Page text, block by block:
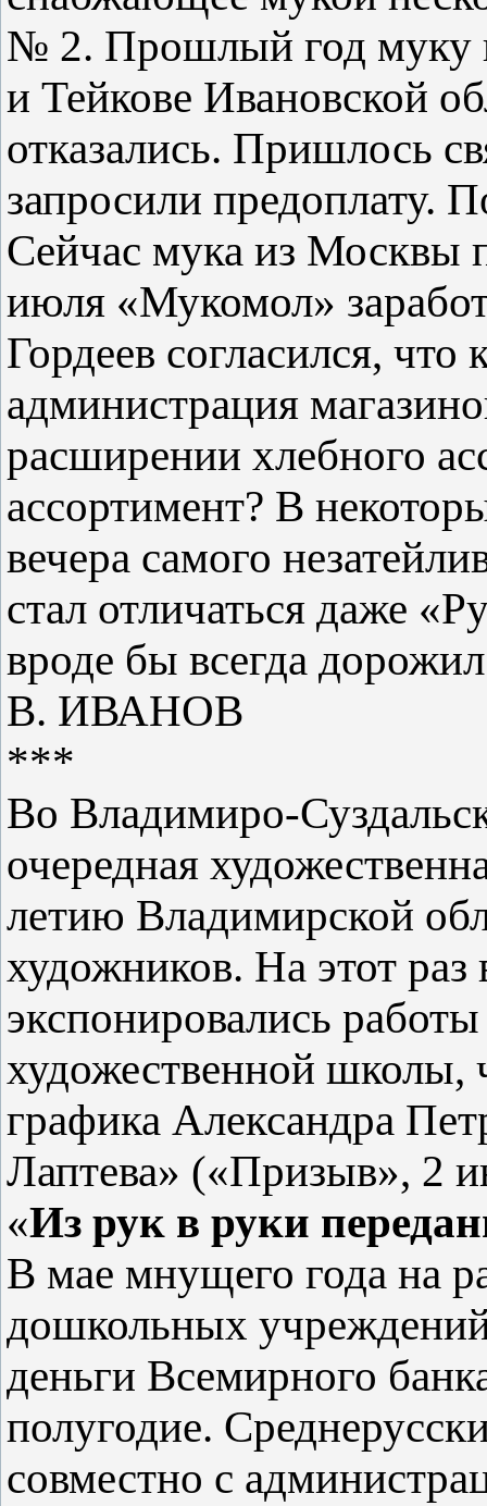
№ 2. Прошлый год муку
и Тейкове Ивановской
отказались. Пришлось
запросили предоплату.
Сейчас мука из Москвы
июля «Мукомол»
Гордеев согласился,
администрация
расширении хлебного
ассортимент? В
вечера самого
стал отличаться даже
вроде бы всегда
В. ИВАНОВ
***
Во Владимиро-
очередная
летию Владимирской
художников. На этот
экспонировались
художественной школы,
графика Александра
Лаптева» («Призыв», 2
«Из рук в руки
В мае мнущего года на
дошкольных
деньги Всемирного
полугодие.
совместно с